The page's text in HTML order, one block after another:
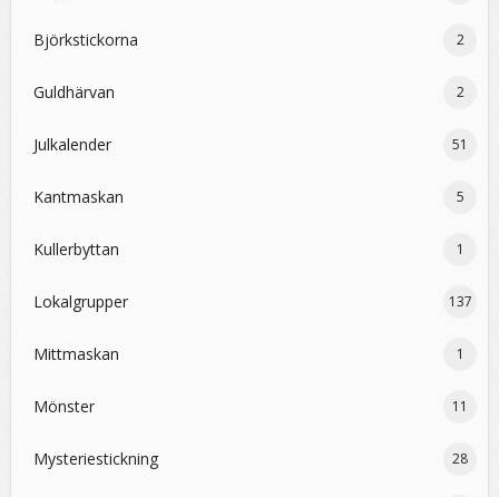
Björkstickorna 2
Guldhärvan 2
Julkalender 51
Kantmaskan 5
Kullerbyttan 1
Lokalgrupper 137
Mittmaskan 1
Mönster 11
Mysteriestickning 28